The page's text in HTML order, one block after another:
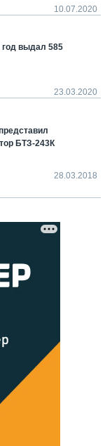
10.07.2020
год выдал 585
23.03.2020
БТЗ-243К
28.03.2018